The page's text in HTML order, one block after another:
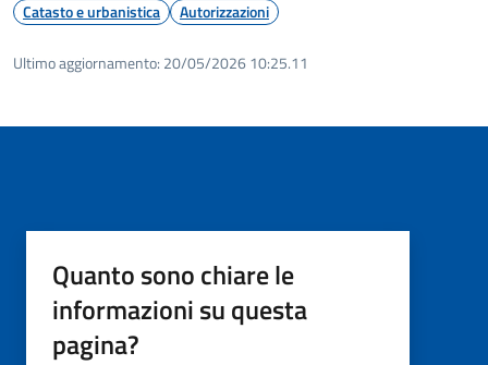
Catasto e urbanistica Autorizzazioni
Ultimo aggiornamento: 20/05/2026 10:25.11
Quanto sono chiare le
informazioni su questa
pagina?